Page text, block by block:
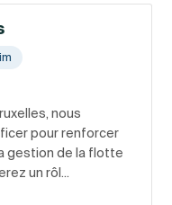
nous
pour renforcer
gestion de la flotte
un rôl...